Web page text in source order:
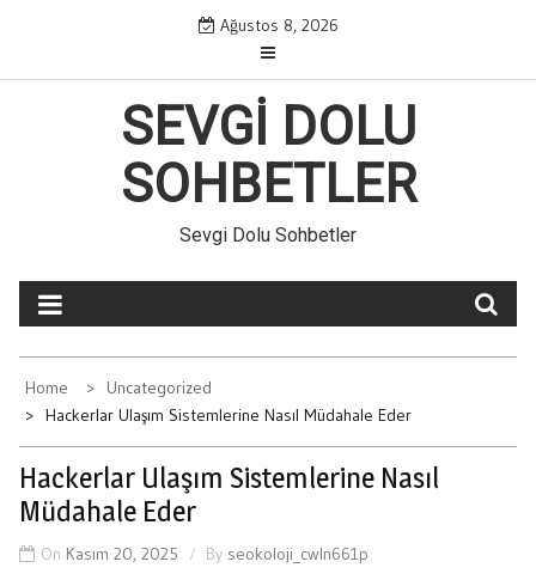
content
Ağustos 8, 2026
SEVGI DOLU
SOHBETLER
Sevgi Dolu Sohbetler
Home
Uncategorized
Hackerlar Ulaşım Sistemlerine Nasıl Müdahale Eder
Hackerlar Ulaşım Sistemlerine Nasıl
Müdahale Eder
On Kasım 20, 2025 By seokoloji_cwln661p